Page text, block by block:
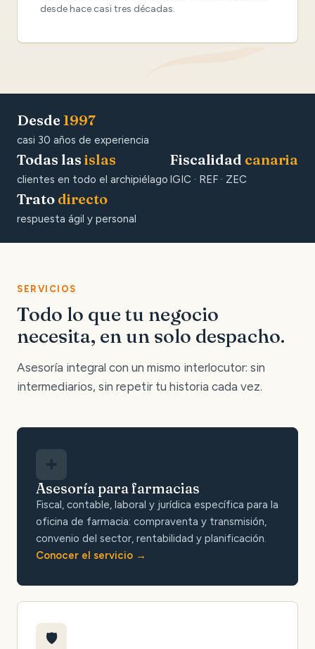
desde hace casi tres décadas.
Desde 1997
casi 30 años de experiencia
Todas las islas
clientes en todo el archipiélago
Fiscalidad canaria
IGIC · REF · ZEC
Trato directo
respuesta ágil y personal
SERVICIOS
Todo lo que tu negocio
necesita, en un solo despacho.
Asesoría integral con un mismo interlocutor: sin
intermediarios, sin repetir tu historia cada vez.
Asesoría para farmacias
Fiscal, contable, laboral y jurídica específica para la
oficina de farmacia: compraventa y transmisión,
convenio del sector, rentabilidad y planificación.
Conocer el servicio
🛡️